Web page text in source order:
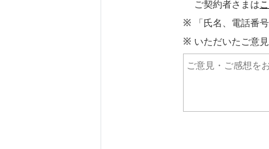
ご契約者さまは
「氏名、電話番
いただいたご意